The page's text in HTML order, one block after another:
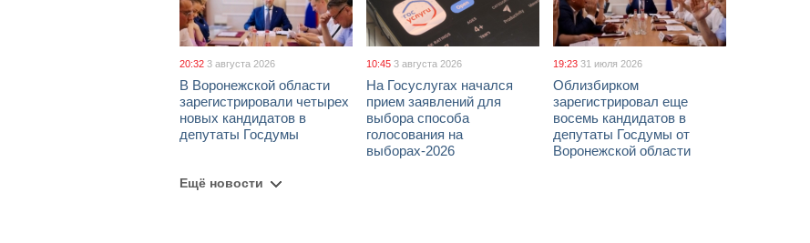
20:32 3 августа 2026
В Воронежской области
зарегистрировали четырех
новых кандидатов в
депутаты Госдумы
10:45 3 августа 2026
На Госуслугах начался
прием заявлений для
выбора способа
голосования на
выборах-2026
19:23 31 июля 2026
Облизбирком
зарегистрировал еще
восемь кандидатов в
депутаты Госдумы от
Воронежской области
Ещё новости